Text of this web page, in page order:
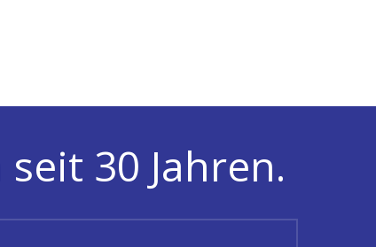
30 Jahren.